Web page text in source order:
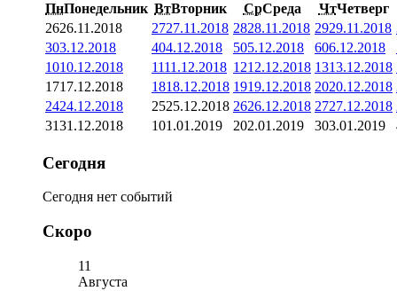
ПнПонедельник ВтВторник СрСреда ЧтЧетверг
2626.11.2018 2727.11.2018 2828.11.2018 2929.11.2018
303.12.2018 404.12.2018 505.12.2018 606.12.2018
1010.12.2018 1111.12.2018 1212.12.2018 1313.12.2018
1717.12.2018 1818.12.2018 1919.12.2018 2020.12.2018
2424.12.2018 2525.12.2018 2626.12.2018 2727.12.2018
3131.12.2018 101.01.2019 202.01.2019 303.01.2019
Сегодня
Сегодня нет событий
Скоро
11
Августа